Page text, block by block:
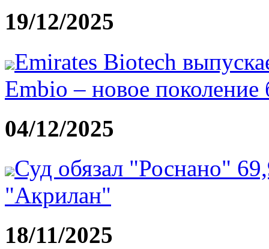
19/12/2025
Emirates Biotech
Embio – новое
04/12/2025
Суд обязал "Роснано"
"Акрилан"
18/11/2025